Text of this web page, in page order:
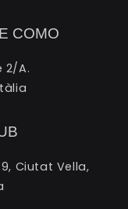
COMO
2/A.
Ciutat Vella,